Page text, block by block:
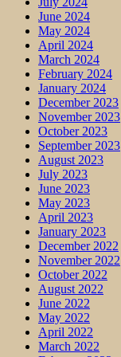
June 2024
May 2024
April 2024
March 2024
February 2024
January 2024
December 2023
November 2023
October 2023
September 2023
August 2023
July 2023
June 2023
May 2023
April 2023
January 2023
December 2022
November 2022
October 2022
August 2022
June 2022
May 2022
April 2022
March 2022